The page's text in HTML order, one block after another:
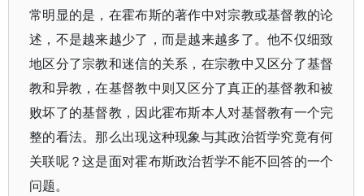
常明显的是，在霍布斯的著作中对宗教或基督教的论
述，不是越来越少了，而是越来越多了。他不仅细致
地区分了宗教和迷信的关系，在宗教中又区分了基督
教和异教，在基督教中则又区分了真正的基督教和被
败坏了的基督教，因此霍布斯本人对基督教有一个完
整的看法。那么出现这种现象与其政治哲学究竟有何
关联呢？这是面对霍布斯政治哲学不能不回答的一个
问题。